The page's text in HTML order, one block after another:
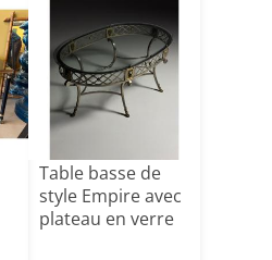
Table basse de
style Empire avec
plateau en verre